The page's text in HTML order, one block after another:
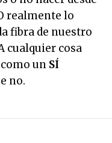
realmente lo
fibra de nuestro
cualquier cosa
un SÍ
no.